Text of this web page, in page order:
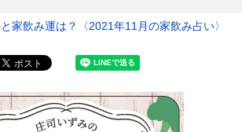
家飲み運は？〈2021年11月の家飲み占い〉